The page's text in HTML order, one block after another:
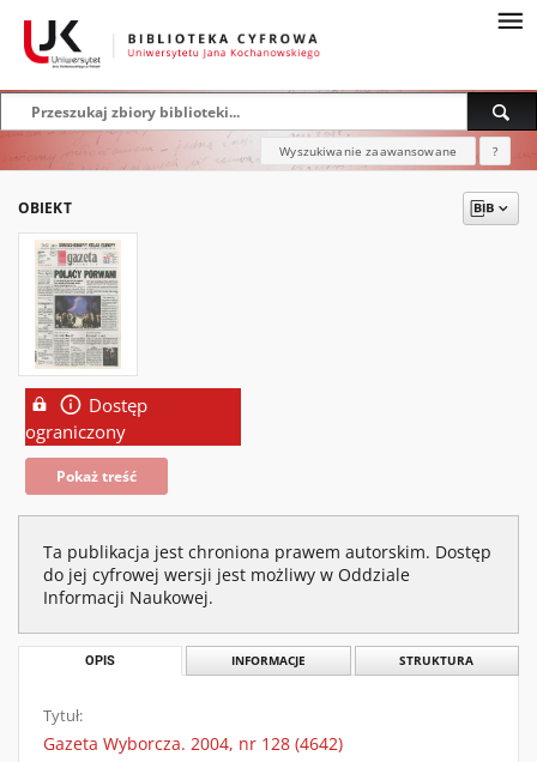
Wyszukiwanie zaawansowane ?
OBIEKT
Dostęp
ograniczony
Pokaż treść
Ta publikacja jest chroniona prawem autorskim. Dostęp
do jej cyfrowej wersji jest możliwy w Oddziale
Informacji Naukowej.
OPIS INFORMACJE STRUKTURA
Tytuł:
Gazeta Wyborcza. 2004, nr 128 (4642)